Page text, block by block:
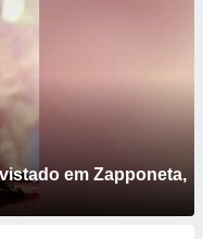
em Zapponeta,